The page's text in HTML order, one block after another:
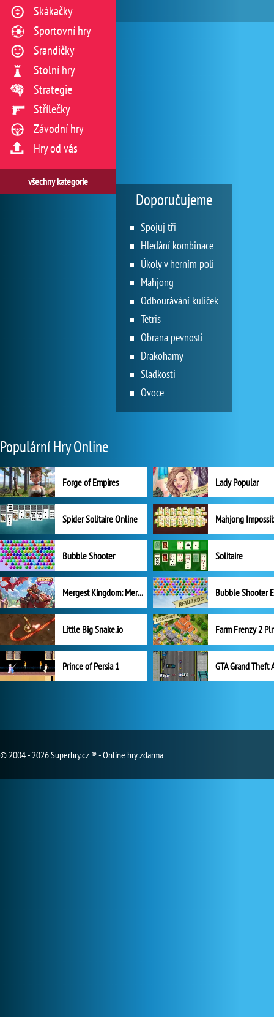
Skákačky
Sportovní hry
Srandičky
Stolní hry
Strategie
Střílečky
Závodní hry
Hry od vás
všechny kategorie
Doporučujeme
Spojuj tři
Hledání kombinace
Úkoly v herním poli
Mahjong
Odbourávání kuliček
Tetris
Obrana pevnosti
Drakohamy
Sladkosti
Ovoce
Populární Hry Online
Forge of Empires Lady Popular
Spider Solitaire Online Mahjong
Bubble Shooter Solitaire
Mergest Kingdom: Merge Puzzle
Little Big Snake.io
Prince of Persia 1 GTA Grand Theft
© 2004 - 2026 Superhry.cz ® - Online hry zdarma